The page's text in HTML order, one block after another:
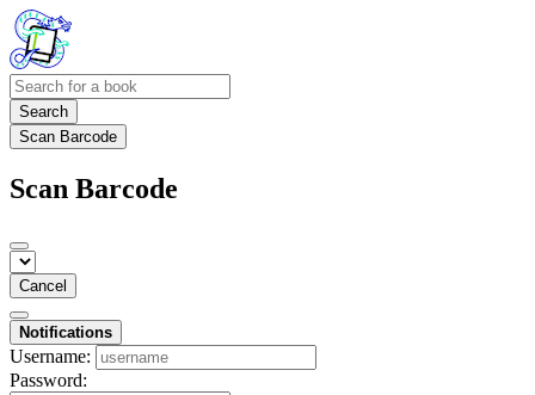
Search
Scan Barcode
Scan Barcode
Cancel
Notifications
Username:
Password: